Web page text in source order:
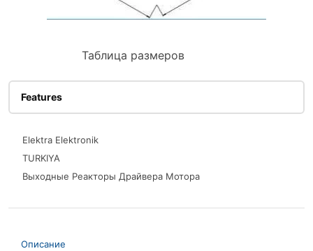
Таблица размеров
Features
Elektra Elektronik
TURKIYA
Выходные Реакторы Драйвера Мотора
Описание